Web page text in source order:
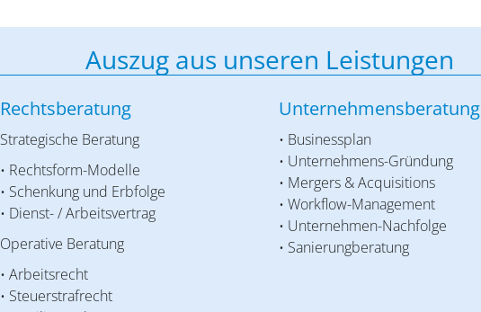
Auszug aus unseren Leistungen
Rechtsberatung
Strategische Beratung
• Rechtsform-Modelle
• Schenkung und Erbfolge
• Dienst- / Arbeitsvertrag
Operative Beratung
• Arbeitsrecht
• Steuerstrafrecht
Unternehmensberatung
• Businessplan
• Unternehmens-Gründung
• Mergers & Acquisitions
• Workflow-Management
• Unternehmen-Nachfolge
• Sanierungberatung